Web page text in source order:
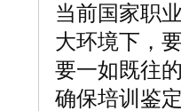
当前国家职
大环境下，
要一如既往
确保培训鉴